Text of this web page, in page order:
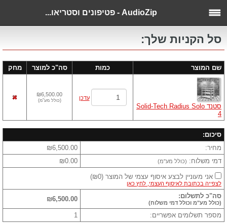
AudioZip - פטיפונים וסטריאו...
סל הקניות שלך:
שם המוצר כמות סה"כ למוצר מחק
סטנד Solid-Tech Radius Solo
4
עדכן
₪6,500.00
(כולל מע"מ)
סיכום:
מחיר:
₪6,500.00
דמי משלוח: (כולל מע"מ) ₪0.00
אני מעוניין לבצע איסוף עצמי של המוצר (
₪0
)
לצפייה בכתובת לאיסוף העצמי, לחץ כאן
סה"כ לתשלום:
(כולל מע"מ וכולל דמי משלוח) ₪6,500.00
מספר תשלומים אפשריים: 1